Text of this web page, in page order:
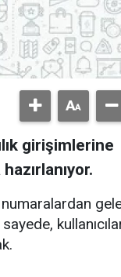
girişimlerine